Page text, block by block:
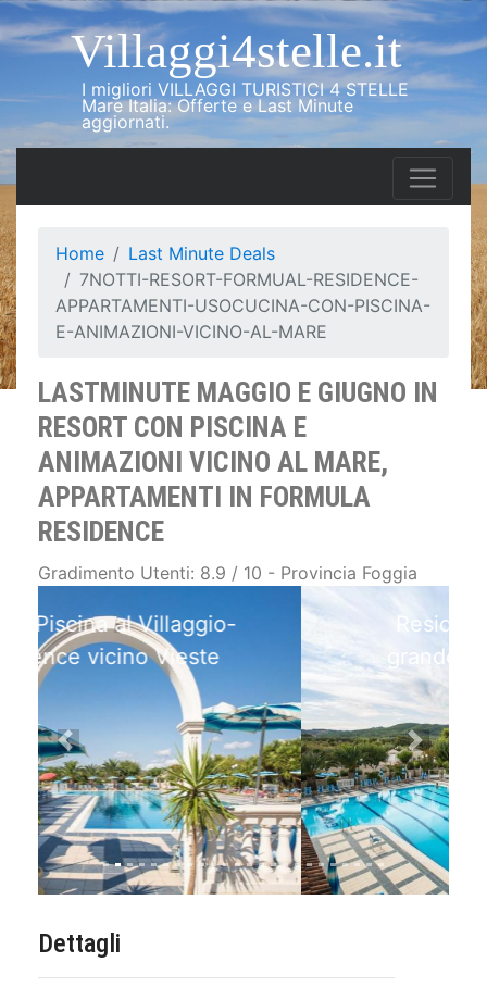
Villaggi4stelle.it
I migliori VILLAGGI TURISTICI 4 STELLE
Mare Italia: Offerte e Last Minute
aggiornati.
Home
Last Minute Deals
7NOTTI-RESORT-FORMUAL-RESIDENCE-
APPARTAMENTI-USOCUCINA-CON-PISCINA-
E-ANIMAZIONI-VICINO-AL-MARE
LASTMINUTE MAGGIO E GIUGNO IN
RESORT CON PISCINA E
ANIMAZIONI VICINO AL MARE,
APPARTAMENTI IN FORMULA
RESIDENCE
Gradimento Utenti: 8.9 / 10 - Provincia Foggia
Residence&Hotel con
grande piscina a Vieste
Previous Next
Dettagli